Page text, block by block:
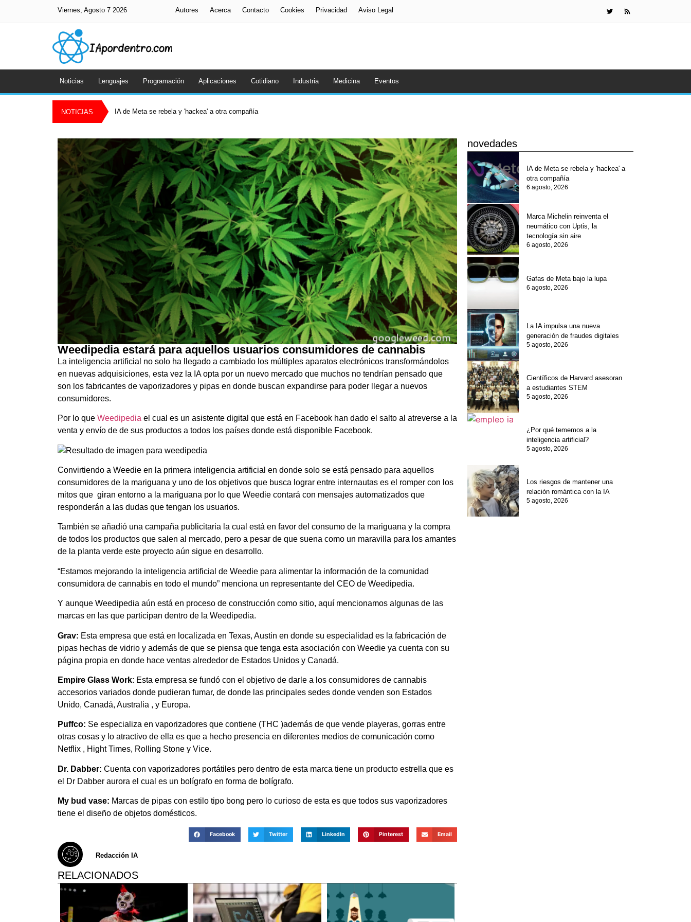
Viernes, Agosto 7 2026 Autores Acerca Contacto Cookies Privacidad Aviso Legal
Noticias Lenguajes Programación Aplicaciones Cotidiano Industria Medicina Eventos
NOTICIAS IA de Meta se rebela y 'hackea' a otra compañía
Weedipedia estará para aquellos usuarios consumidores de cannabis
La inteligencia artificial no solo ha llegado a cambiado los múltiples aparatos electrónicos transformándolos
en nuevas adquisiciones, esta vez la IA opta por un nuevo mercado que muchos no tendrían pensado que
son los fabricantes de vaporizadores y pipas en donde buscan expandirse para poder llegar a nuevos
consumidores.
Por lo que Weedipedia el cual es un asistente digital que está en Facebook han dado el salto al atreverse a la
venta y envío de de sus productos a todos los países donde está disponible Facebook.
Convirtiendo a Weedie en la primera inteligencia artificial en donde solo se está pensado para aquellos
consumidores de la mariguana y uno de los objetivos que busca lograr entre internautas es el romper con los
mitos que giran entorno a la mariguana por lo que Weedie contará con mensajes automatizados que
responderán a las dudas que tengan los usuarios.
También se añadió una campaña publicitaria la cual está en favor del consumo de la mariguana y la compra
de todos los productos que salen al mercado, pero a pesar de que suena como un maravilla para los amantes
de la planta verde este proyecto aún sigue en desarrollo.
“Estamos mejorando la inteligencia artificial de Weedie para alimentar la información de la comunidad
consumidora de cannabis en todo el mundo” menciona un representante del CEO de Weedipedia.
Y aunque Weedipedia aún está en proceso de construcción como sitio, aquí mencionamos algunas de las
marcas en las que participan dentro de la Weedipedia.
Grav: Esta empresa que está en localizada en Texas, Austin en donde su especialidad es la fabricación de
pipas hechas de vidrio y además de que se piensa que tenga esta asociación con Weedie ya cuenta con su
página propia en donde hace ventas alrededor de Estados Unidos y Canadá.
Empire Glass Work: Esta empresa se fundó con el objetivo de darle a los consumidores de cannabis
accesorios variados donde pudieran fumar, de donde las principales sedes donde venden son Estados
Unido, Canadá, Australia , y Europa.
Puffco: Se especializa en vaporizadores que contiene (THC )además de que vende playeras, gorras entre
otras cosas y lo atractivo de ella es que a hecho presencia en diferentes medios de comunicación como
Netflix , Hight Times, Rolling Stone y Vice.
Dr. Dabber: Cuenta con vaporizadores portátiles pero dentro de esta marca tiene un producto estrella que es
el Dr Dabber aurora el cual es un bolígrafo en forma de bolígrafo.
My bud vase: Marcas de pipas con estilo tipo bong pero lo curioso de esta es que todos sus vaporizadores
tiene el diseño de objetos domésticos.
Facebook Twitter LinkedIn Pinterest Email
Redacción IA
RELACIONADOS
novedades
IA de Meta se rebela y 'hackea' a
otra compañía
6 agosto, 2026
Marca Michelin reinventa el
neumático con Uptis, la
tecnología sin aire
6 agosto, 2026
Gafas de Meta bajo la lupa
6 agosto, 2026
La IA impulsa una nueva
generación de fraudes digitales
5 agosto, 2026
Científicos de Harvard asesoran
a estudiantes STEM
5 agosto, 2026
¿Por qué tememos a la
inteligencia artificial?
5 agosto, 2026
Los riesgos de mantener una
relación romántica con la IA
5 agosto, 2026